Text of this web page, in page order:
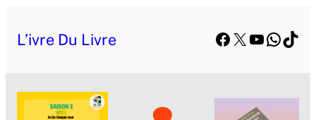
L’ivre Du Livre Facebook
X YouTube